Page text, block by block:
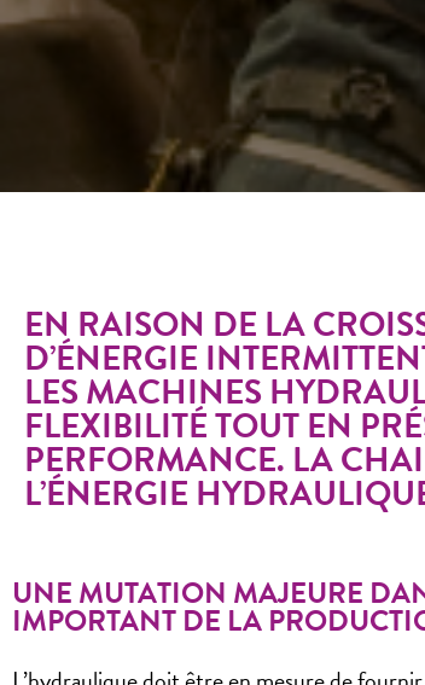
EN RAISON DE LA
D’ÉNERGIE
LES MACHINES
FLEXIBILITÉ TOUT EN
PERFORMANCE. LA
L’ÉNERGIE
UNE MUTATION MAJEURE
IMPORTANT DE LA